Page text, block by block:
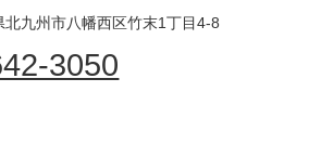
九州市八幡西区竹末1丁目4-8
3050